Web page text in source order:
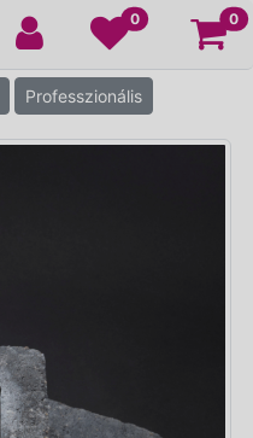
0 0
Professzionális